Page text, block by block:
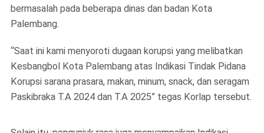
bermasalah pada beberapa dinas dan badan Kota
Palembang.
“Saat ini kami menyoroti dugaan korupsi yang melibatkan
Kesbangbol Kota Palembang atas Indikasi Tindak Pidana
Korupsi sarana prasara, makan, minum, snack, dan seragam
Paskibraka T.A 2024 dan T.A 2025” tegas Korlap tersebut.